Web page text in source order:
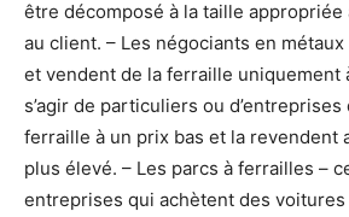
être décomposé à la taille appropriée
au client. – Les négociants en
et vendent de la ferraille uniquement
s’agir de particuliers ou
ferraille à un prix bas et la revendent
plus élevé. – Les parcs à ferrailles –
entreprises qui achètent des